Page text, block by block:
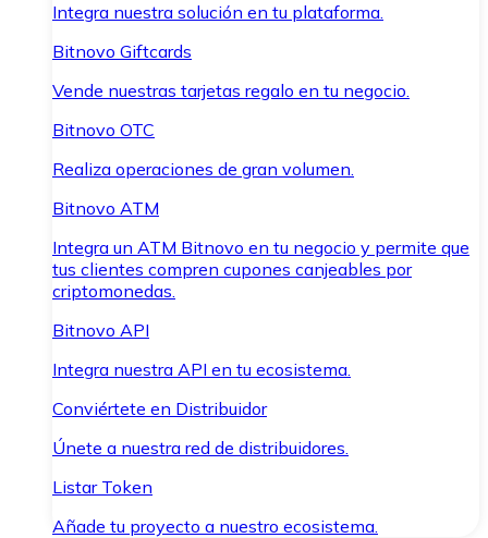
Integra nuestra solución en tu plataforma.
Bitnovo Giftcards
Vende nuestras tarjetas regalo en tu negocio.
Bitnovo OTC
Realiza operaciones de gran volumen.
Bitnovo ATM
Integra un ATM Bitnovo en tu negocio y permite que
tus clientes compren cupones canjeables por
criptomonedas.
Bitnovo API
Integra nuestra API en tu ecosistema.
Conviértete en Distribuidor
Únete a nuestra red de distribuidores.
Listar Token
Añade tu proyecto a nuestro ecosistema.